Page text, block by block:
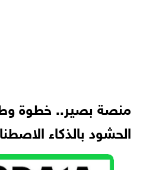
منصة بصير.. خطوة
الحشود بالذكاء